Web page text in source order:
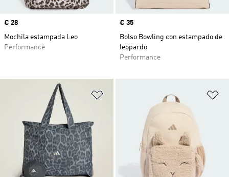
Precio
€ 28
Mochila estampada Leo
Performance
Precio
€ 35
Bolso Bowling con estampado de
leopardo
Performance
Añadir a la lista de deseos